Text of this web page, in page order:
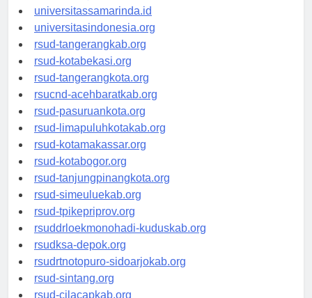
universitasjakarta.id
universitassamarinda.id
universitasindonesia.org
rsud-tangerangkab.org
rsud-kotabekasi.org
rsud-tangerangkota.org
rsucnd-acehbaratkab.org
rsud-pasuruankota.org
rsud-limapuluhkotakab.org
rsud-kotamakassar.org
rsud-kotabogor.org
rsud-tanjungpinangkota.org
rsud-simeuluekab.org
rsud-tpikepriprov.org
rsuddrloekmonohadi-kuduskab.org
rsudksa-depok.org
rsudrtnotopuro-sidoarjokab.org
rsud-sintang.org